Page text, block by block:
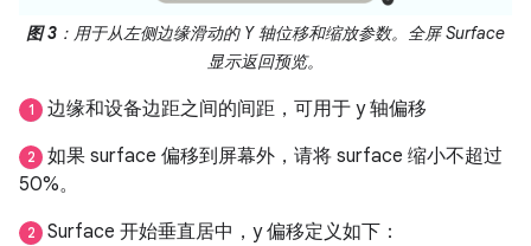
图 3 ：用于从左侧边缘滑动的 Y 轴位移和缩放参数。全屏 Surface
显示返回预览。
1 边缘和设备边距之间的间距，可用于 y 轴偏移
2
如果 surface 偏移到屏幕外，请将 surface 缩小不超过
50%。
2
Surface 开始垂直居中，y 偏移定义如下：